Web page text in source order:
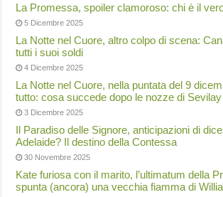
La Promessa, spoiler clamoroso: chi è il
5 Dicembre 2025
La Notte nel Cuore, altro colpo di scena:
tutti i suoi soldi
4 Dicembre 2025
La Notte nel Cuore, nella puntata del 9
tutto: cosa succede dopo le nozze di Sevilay
3 Dicembre 2025
Il Paradiso delle Signore, anticipazioni di
Adelaide? Il destino della Contessa
30 Novembre 2025
Kate furiosa con il marito, l’ultimatum della
spunta (ancora) una vecchia fiamma di